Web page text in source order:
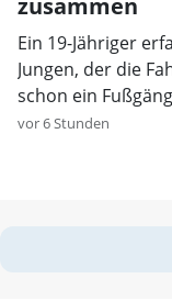
zusammen
Ein 19-Jähriger
Jungen, der die
schon ein
vor 6 Stunden